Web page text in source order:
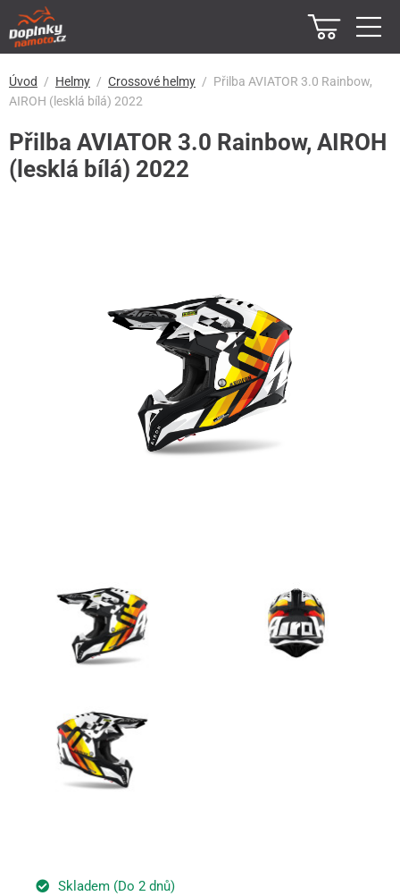
Úvod Helmy Crossové helmy
Přilba AVIATOR 3.0 Rainbow,
AIROH (lesklá bílá) 2022
Přilba AVIATOR 3.0 Rainbow, AIROH
(lesklá bílá) 2022
Skladem (Do 2 dnů)